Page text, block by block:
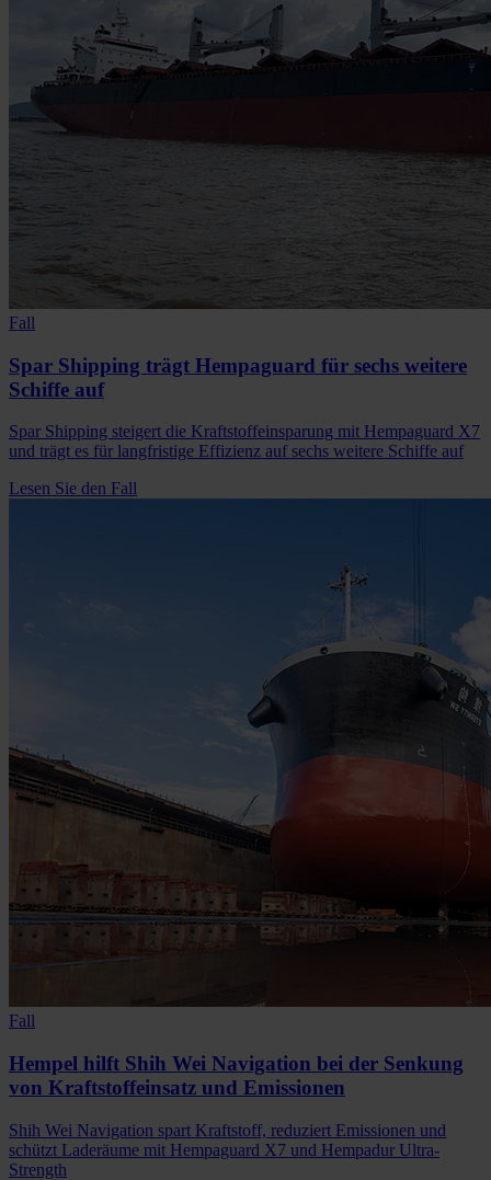
Fall
Spar Shipping trägt Hempaguard für sechs weitere
Schiffe auf
Spar Shipping steigert die Kraftstoffeinsparung mit Hempaguard X7
und trägt es für langfristige Effizienz auf sechs weitere Schiffe auf
Lesen Sie den Fall
Fall
Hempel hilft Shih Wei Navigation bei der Senkung
von Kraftstoffeinsatz und Emissionen
Shih Wei Navigation spart Kraftstoff, reduziert Emissionen und
schützt Laderäume mit Hempaguard X7 und Hempadur Ultra-
Strength